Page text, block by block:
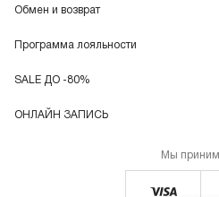
Обмен и возврат
Программа лояльности
SALE ДО -80%
ОНЛАЙН ЗАПИСЬ
Мы